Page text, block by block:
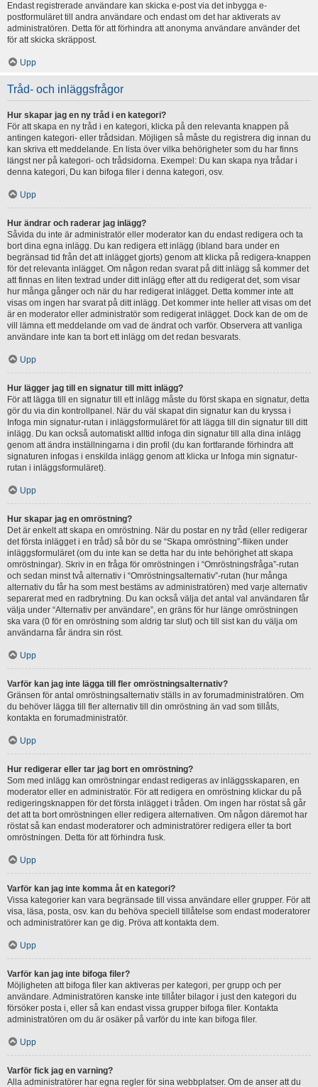
Endast registrerade användare kan skicka e-post via det inbygga e-
postformuläret till andra användare och endast om det har aktiverats av
administratören. Detta för att förhindra att anonyma användare använder det
för att skicka skräppost.
Upp
Tråd- och inläggsfrågor
Hur skapar jag en ny tråd i en kategori?
För att skapa en ny tråd i en kategori, klicka på den relevanta knappen på
antingen kategori- eller trådsidan. Möjligen så måste du registrera dig innan du
kan skriva ett meddelande. En lista över vilka behörigheter som du har finns
längst ner på kategori- och trådsidorna. Exempel: Du kan skapa nya trådar i
denna kategori, Du kan bifoga filer i denna kategori, osv.
Upp
Hur ändrar och raderar jag inlägg?
Såvida du inte är administratör eller moderator kan du endast redigera och ta
bort dina egna inlägg. Du kan redigera ett inlägg (ibland bara under en
begränsad tid från det att inlägget gjorts) genom att klicka på redigera-knappen
för det relevanta inlägget. Om någon redan svarat på ditt inlägg så kommer det
att finnas en liten textrad under ditt inlägg efter att du redigerat det, som visar
hur många gånger och när du har redigerat inlägget. Detta kommer inte att
visas om ingen har svarat på ditt inlägg. Det kommer inte heller att visas om det
är en moderator eller administratör som redigerat inlägget. Dock kan de om de
vill lämna ett meddelande om vad de ändrat och varför. Observera att vanliga
användare inte kan ta bort ett inlägg om det redan besvarats.
Upp
Hur lägger jag till en signatur till mitt inlägg?
För att lägga till en signatur till ett inlägg måste du först skapa en signatur, detta
gör du via din kontrollpanel. När du väl skapat din signatur kan du kryssa i
Infoga min signatur-rutan i inläggsformuläret för att lägga till din signatur till ditt
inlägg. Du kan också automatiskt alltid infoga din signatur till alla dina inlägg
genom att ändra inställningarna i din profil (du kan fortfarande förhindra att
signaturen infogas i enskilda inlägg genom att klicka ur Infoga min signatur-
rutan i inläggsformuläret).
Upp
Hur skapar jag en omröstning?
Det är enkelt att skapa en omröstning. När du postar en ny tråd (eller redigerar
det första inlägget i en tråd) så bör du se “Skapa omröstning”-fliken under
inläggsformuläret (om du inte kan se detta har du inte behörighet att skapa
omröstningar). Skriv in en fråga för omröstningen i “Omröstningsfråga”-rutan
och sedan minst två alternativ i “Omröstningsalternativ”-rutan (hur många
alternativ du får ha som mest bestäms av administratören) med varje alternativ
separerat med en radbrytning. Du kan också välja det antal val användaren får
välja under “Alternativ per användare”, en gräns för hur länge omröstningen
ska vara (0 för en omröstning som aldrig tar slut) och till sist kan du välja om
användarna får ändra sin röst.
Upp
Varför kan jag inte lägga till fler omröstningsalternativ?
Gränsen för antal omröstningsalternativ ställs in av forumadministratören. Om
du behöver lägga till fler alternativ till din omröstning än vad som tillåts,
kontakta en forumadministratör.
Upp
Hur redigerar eller tar jag bort en omröstning?
Som med inlägg kan omröstningar endast redigeras av inläggsskaparen, en
moderator eller en administratör. För att redigera en omröstning klickar du på
redigeringsknappen för det första inlägget i tråden. Om ingen har röstat så går
det att ta bort omröstningen eller redigera alternativen. Om någon däremot har
röstat så kan endast moderatorer och administratörer redigera eller ta bort
omröstningen. Detta för att förhindra fusk.
Upp
Varför kan jag inte komma åt en kategori?
Vissa kategorier kan vara begränsade till vissa användare eller grupper. För att
visa, läsa, posta, osv. kan du behöva speciell tillåtelse som endast moderatorer
och administratörer kan ge dig. Pröva att kontakta dem.
Upp
Varför kan jag inte bifoga filer?
Möjligheten att bifoga filer kan aktiveras per kategori, per grupp och per
användare. Administratören kanske inte tillåter bilagor i just den kategori du
försöker posta i, eller så kan endast vissa grupper bifoga filer. Kontakta
administratören om du är osäker på varför du inte kan bifoga filer.
Upp
Varför fick jag en varning?
Alla administratörer har egna regler för sina webbplatser. Om de anser att du